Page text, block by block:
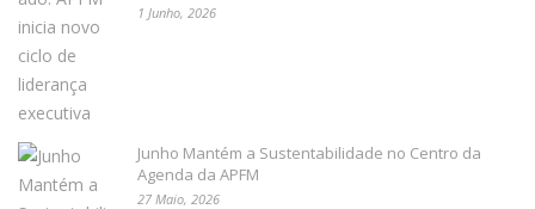
1 Junho, 2026
Junho Mantém a Sustentabilidade no Centro da
Agenda da APFM
27 Maio, 2026